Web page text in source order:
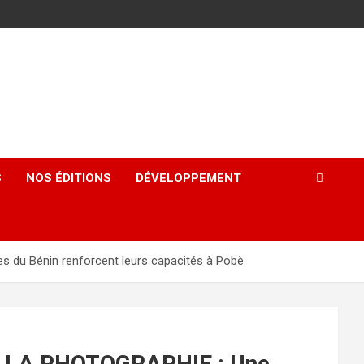
NOS ÉDITIONS DÉVELOPPEMENT
du Bénin renforcent leurs capacités à Pobè